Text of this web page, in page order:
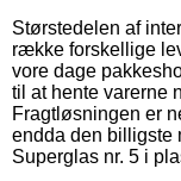
Størstedelen af
række forskellige
vore dage
til at hente varerne
Fragtløsningen er
endda den billigste
Superglas nr. 5 i